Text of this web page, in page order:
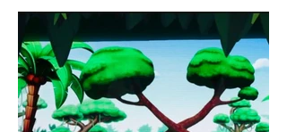
experiencias laborales forman parte de la
realidad de miles de trabajadores, Trabajo
de Monos – Reflexiones de la Selva
Corporativa, del autor Mauricio Eduardo
Medina, ha trascendido el ámbito editorial